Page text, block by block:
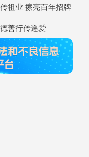
祖业 擦亮百年招牌
善行传递爱